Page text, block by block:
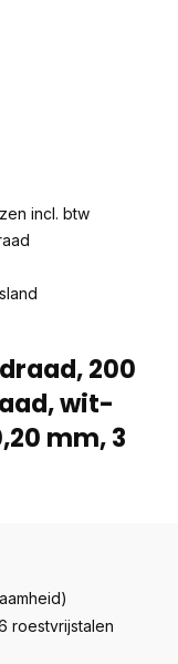
incl. btw
200
wit-
mm, 3
roestvrijstalen